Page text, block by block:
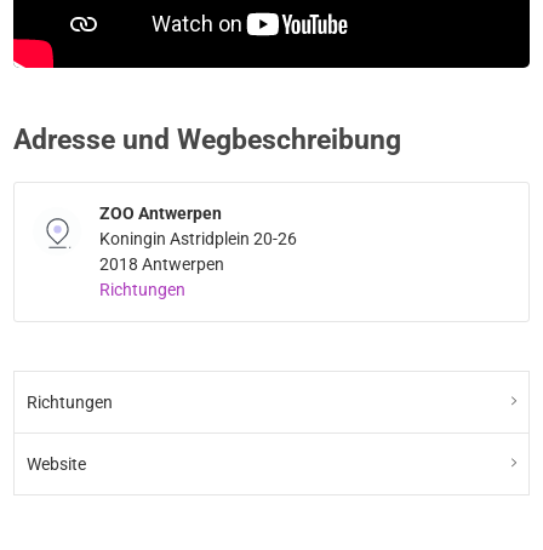
Adresse und Wegbeschreibung
ZOO Antwerpen
Koningin Astridplein 20-26
2018 Antwerpen
Richtungen
Richtungen
Website